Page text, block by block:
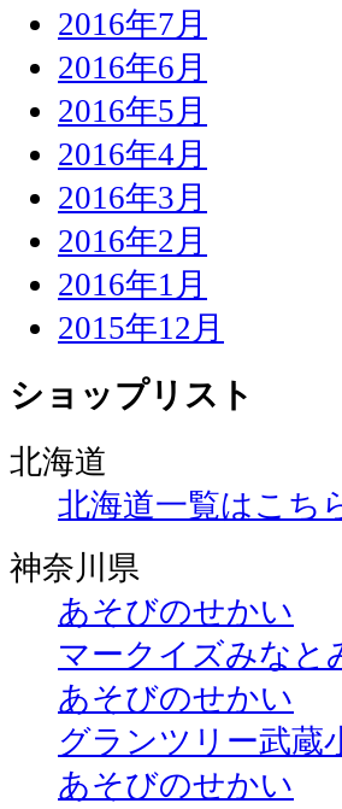
2016年7月
2016年6月
2016年5月
2016年4月
2016年3月
2016年2月
2016年1月
2015年12月
ショップリスト
北海道
北海道一覧はこち
神奈川県
あそびのせかい
マークイズみなと
あそびのせかい
グランツリー武蔵
あそびのせかい